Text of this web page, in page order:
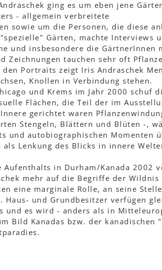
ging es um eben jene
- allgemein verbreitete
sowie um die Personen, die diese
Gärten, machte Interviews
und insbesondere die GärtnerInnen
Zeichnungen tauchen sehr oft
Portraits zeigt Iris Andraschek
Knollen in Verbindung stehen.
und Krems im Jahr 2000 schuf
Flächen, die Teil der im
gerichtet waren
Stengeln, Blättern und Blüten -,
und autobiographischen Momenten
Lenkung des Blicks in innere
Aufenthalts in Durham/Kanada 2002
mehr auf die Begriffe der Wildnis
eine marginale Rolle, an seine
und Grundbesitzer verfügen
und es wird - anders als in
Bild Kanadas bzw. der kanadischen